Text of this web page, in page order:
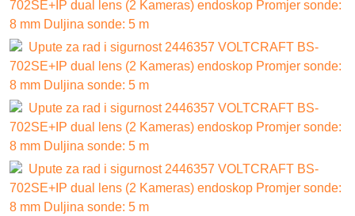
702SE+IP dual lens (2 Kameras) endoskop Promjer sonde:
8 mm Duljina sonde: 5 m
Upute za rad i sigurnost 2446357 VOLTCRAFT BS-
702SE+IP dual lens (2 Kameras) endoskop Promjer sonde:
8 mm Duljina sonde: 5 m
Upute za rad i sigurnost 2446357 VOLTCRAFT BS-
702SE+IP dual lens (2 Kameras) endoskop Promjer sonde:
8 mm Duljina sonde: 5 m
Upute za rad i sigurnost 2446357 VOLTCRAFT BS-
702SE+IP dual lens (2 Kameras) endoskop Promjer sonde:
8 mm Duljina sonde: 5 m